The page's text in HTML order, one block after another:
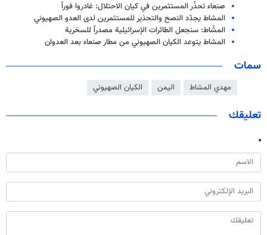
صنعاء تحذّر المستثمرين في كيان الاحتلال: غادروا فوراً
المشاط يجدّد النصح والتحذير للمستثمرين لدى العدو الصهيوني
المشّاط: سنجعل الطائرات الإسرائيلية مصدراً للسخرية
المشاط يتوعد الكيان الصهيوني من مطار صنعاء بعد العدوان
سمات
مهدي المشاط اليمن الكيان الصهيوني
تعليقك